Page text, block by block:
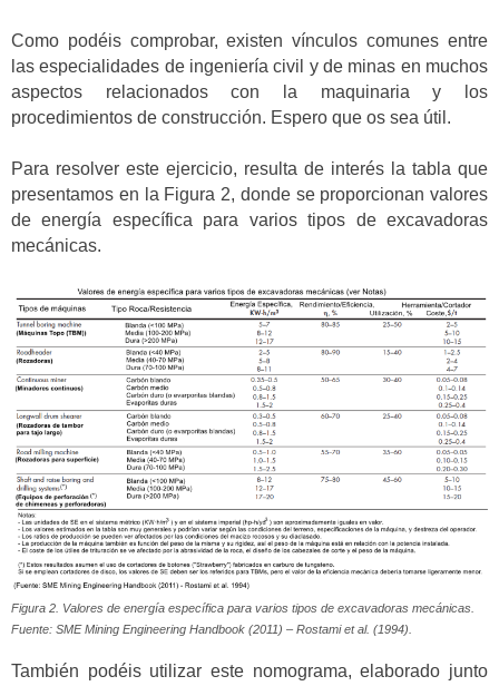
Como podéis comprobar, existen vínculos comunes entre
las especialidades de ingeniería civil y de minas en muchos
aspectos relacionados con la maquinaria y los
procedimientos de construcción. Espero que os sea útil.
Para resolver este ejercicio, resulta de interés la tabla que
presentamos en la Figura 2, donde se proporcionan valores
de energía específica para varios tipos de excavadoras
mecánicas.
Figura 2. Valores de energía específica para varios tipos de excavadoras mecánicas.
Fuente: SME Mining Engineering Handbook (2011) – Rostami et al. (1994).
También podéis utilizar este nomograma, elaborado junto